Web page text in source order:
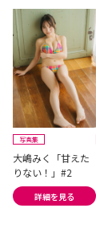
写真集
大嶋みく「甘えた
りない！」#2
詳細を見る